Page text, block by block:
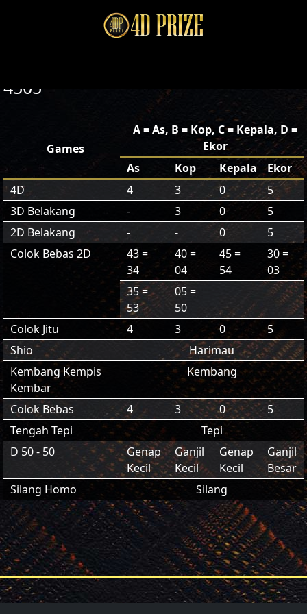
4305
Games
A = As, B = Kop, C = Kepala, D =
Ekor
As
Kop Kepala
Ekor
4D
4 3 0
5
3D Belakang
- 3 0
5
2D Belakang
- - 0
5
Colok Bebas 2D
43 =
34
40 =
04
45 =
54
30 =
03
35 =
53
05 =
50
Colok Jitu
4 3 0
5
Shio
Harimau
Kembang Kempis
Kembar
Kembang
Colok Bebas 4 3 0
5
Tengah Tepi
Tepi
D 50 - 50
Genap
Kecil
Ganjil
Kecil
Genap
Kecil
Ganjil
Besar
Silang Homo
Silang